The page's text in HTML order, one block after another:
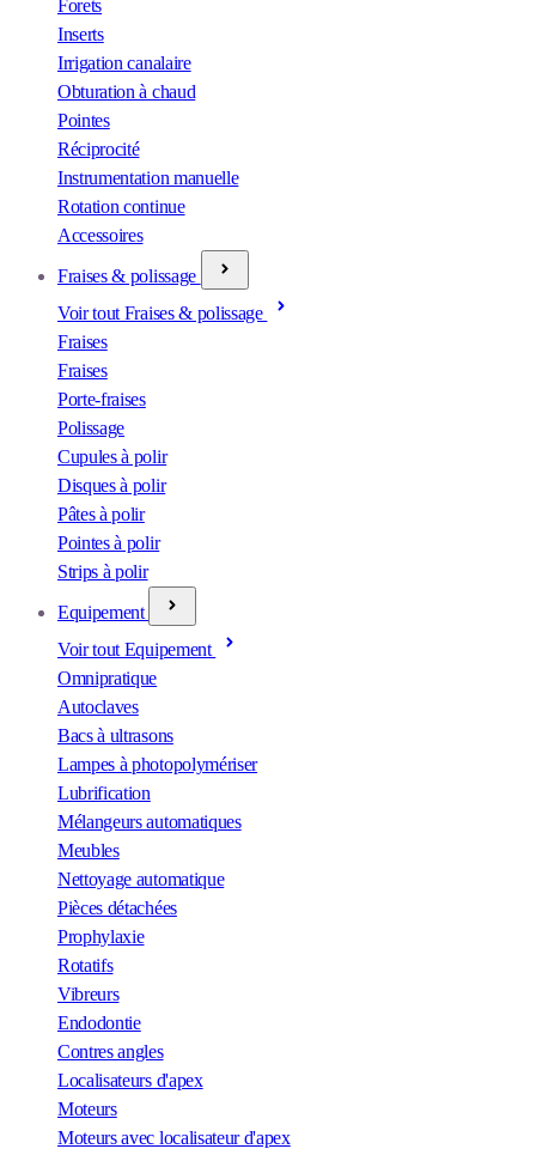
Forets
Inserts
Irrigation canalaire
Obturation à chaud
Pointes
Réciprocité
Instrumentation manuelle
Rotation continue
Accessoires
Fraises & polissage
Voir tout Fraises & polissage
Fraises
Fraises
Porte-fraises
Polissage
Cupules à polir
Disques à polir
Pâtes à polir
Pointes à polir
Strips à polir
Equipement
Voir tout Equipement
Omnipratique
Autoclaves
Bacs à ultrasons
Lampes à photopolymériser
Lubrification
Mélangeurs automatiques
Meubles
Nettoyage automatique
Pièces détachées
Prophylaxie
Rotatifs
Vibreurs
Endodontie
Contres angles
Localisateurs d'apex
Moteurs
Moteurs avec localisateur d'apex